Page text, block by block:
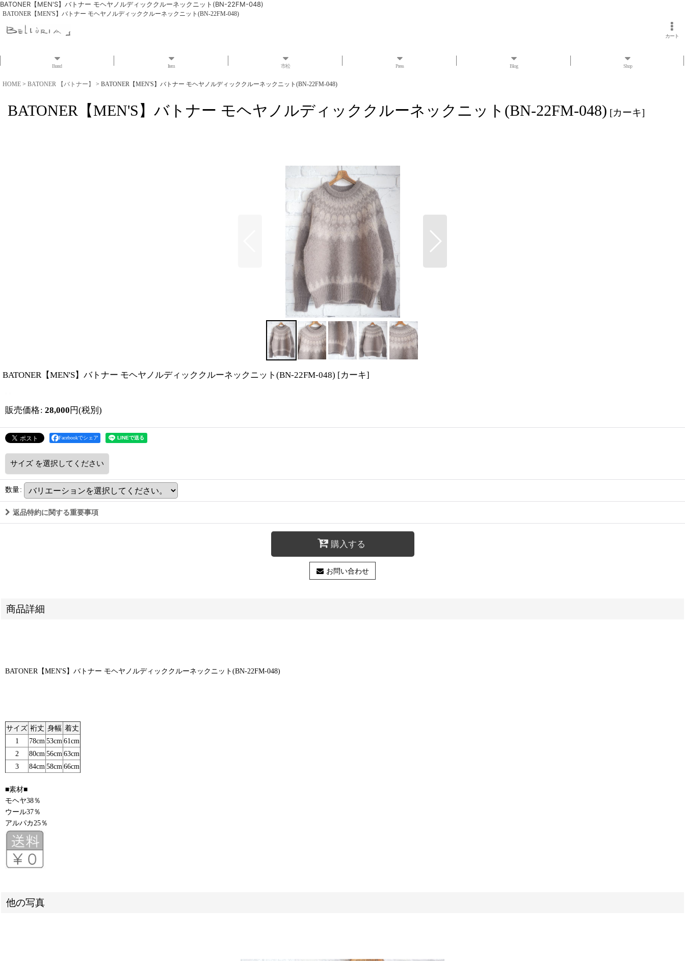
BATONER【MEN'S】バトナー モヘヤノルディッククルーネックニット(BN-22FM-048)
BATONER【MEN'S】バトナー モヘヤノルディッククルーネックニット(BN-22FM-048)
カート
Brand Item 市松 Press Blog Shop
HOME > BATONER 【バトナー】 > BATONER【MEN'S】バトナー モヘヤノルディッククルーネックニット(BN-22FM-048)
BATONER【MEN'S】バトナー モヘヤノルディッククルーネックニット(BN-22FM-048) [カーキ]
BATONER【MEN'S】バトナー モヘヤノルディッククルーネックニット(BN-22FM-048) [カーキ]
販売価格: 28,000 円(税別)
Facebookでシェア
サイズ を選択してください
数量:
返品特約に関する重要事項
購入する
お問い合わせ
商品詳細
BATONER【MEN'S】バトナー モヘヤノルディッククルーネックニット(BN-22FM-048)
サイズ 裄丈 身幅 着丈
1
78cm 53cm 61cm
2
80cm 56cm 63cm
3
84cm 58cm 66cm
■素材■
モヘヤ38％
ウール37％
アルパカ25％
他の写真